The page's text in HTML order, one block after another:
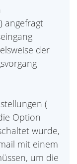
angefragt
der
(
Option
wurde,
mit einem
um die